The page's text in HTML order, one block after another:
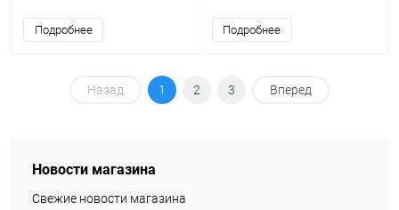
Подробнее Подробнее
Назад 1 2 3 Вперед
Новости магазина
Свежие новости магазина